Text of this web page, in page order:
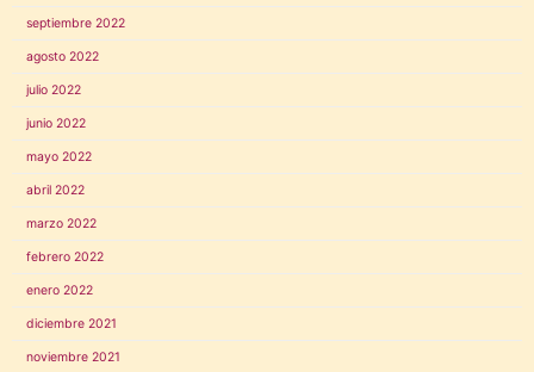
septiembre 2022
agosto 2022
julio 2022
junio 2022
mayo 2022
abril 2022
marzo 2022
febrero 2022
enero 2022
diciembre 2021
noviembre 2021